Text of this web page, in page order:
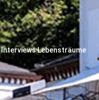
Interviews Lebensträume